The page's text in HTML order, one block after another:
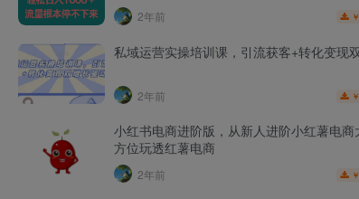
2年前 ￥
私域运营实操培训课，引流获客+转化变现
2年前 ￥
小红书电商进阶版，从新人进阶小红薯电商
方位玩透红薯电商
2年前 ￥